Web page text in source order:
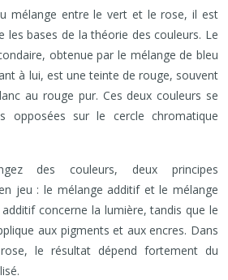
mélange entre le vert et le rose, il est
les bases de la théorie des couleurs. Le
obtenue par le mélange de bleu
à lui, est une teinte de rouge, souvent
au rouge pur. Ces deux couleurs se
opposées sur le cercle chromatique
des couleurs, deux principes
jeu : le mélange additif et le mélange
concerne la lumière, tandis que le
aux pigments et aux encres. Dans
le résultat dépend fortement du